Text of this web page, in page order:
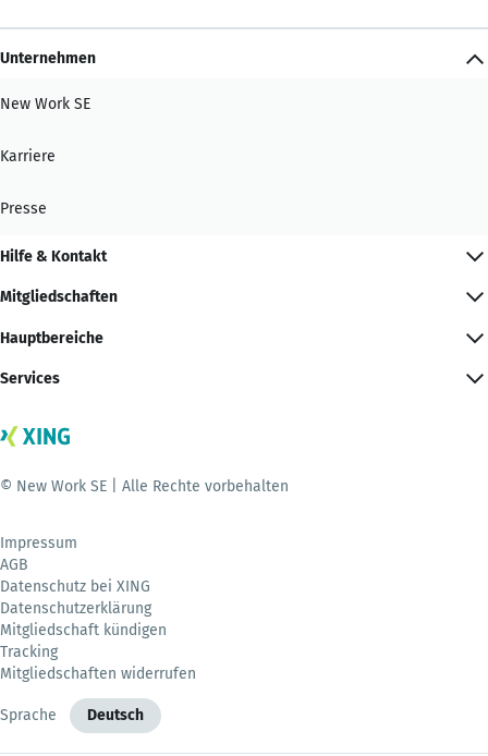
Unternehmen
New Work SE
Karriere
Presse
Hilfe & Kontakt
Mitgliedschaften
Hauptbereiche
Services
© New Work SE | Alle Rechte vorbehalten
Impressum
AGB
Datenschutz bei XING
Datenschutzerklärung
Mitgliedschaft kündigen
Tracking
Mitgliedschaften widerrufen
Sprache Deutsch